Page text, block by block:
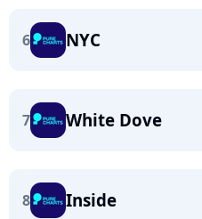
6 NYC
7 White Dove
8 Inside